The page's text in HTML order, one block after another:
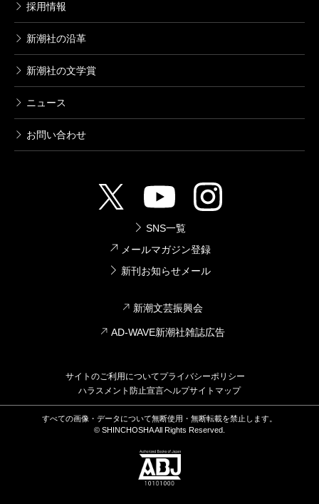
採用情報
新潮社の沿革
新潮社の文学賞
ニュース
お問い合わせ
SNS一覧
メールマガジン登録
新刊お知らせメール
新潮文芸振興会
AD-WAVE新潮社雑誌広告
サイトのご利用についてプライバシーポリシー
ハラスメント防止宣言ヘルプサイトマップ
すべての画像・データについて無断使用・無断転載を禁止します。
© SHINCHOSHA All Rights Reserved.